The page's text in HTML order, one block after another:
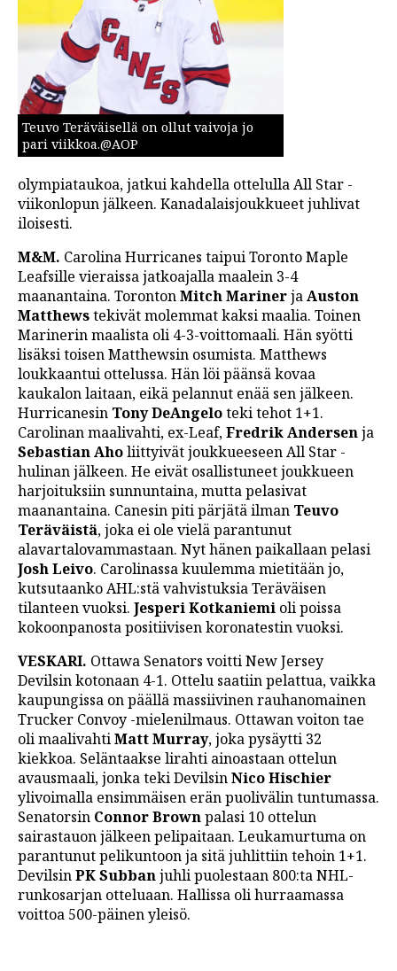
Teuvo Teräväisellä on ollut vaivoja jo
pari viikkoa.@AOP
olympiataukoa, jatkui kahdella ottelulla All Star -
viikonlopun jälkeen. Kanadalaisjoukkueet juhlivat
iloisesti.
M&M. Carolina Hurricanes taipui Toronto Maple
Leafsille vieraissa jatkoajalla maalein 3-4
maanantaina. TorontonMitch MarinerjaAuston
Matthewstekivät molemmat kaksi maalia. Toinen
Marinerin maalista oli 4-3-voittomaali. Hän syötti
lisäksi toisen Matthewsin osumista. Matthews
loukkaantui ottelussa. Hän löi päänsä kovaa
kaukalon laitaan, eikä pelannut enää sen jälkeen.
Hurricanesin Tony DeAngeloteki tehot 1+1.
Carolinan maalivahti, ex-Leaf,Fredrik Andersenja
Sebastian Aholiittyivät joukkueeseen All Star -
hulinan jälkeen. He eivät osallistuneet joukkueen
harjoituksiin sunnuntaina, mutta pelasivat
maanantaina. Canesin piti pärjätä ilman Teuvo
Teräväistä, joka ei ole vielä parantunut
alavartalovammastaan. Nyt hänen paikallaan pelasi
Josh Leivo. Carolinassa kuulemma mietitään jo,
kutsutaanko AHL:stä vahvistuksia Teräväisen
tilanteen vuoksi. Jesperi Kotkaniemi oli poissa
kokoonpanosta positiivisen koronatestin vuoksi.
VESKARI. Ottawa Senators voitti New Jersey
Devilsin kotonaan 4-1. Ottelu saatiin pelattua, vaikka
kaupungissa on päällä massiivinen rauhanomainen
Trucker Convoy -mielenilmaus. Ottawan voiton tae
oli maalivahtiMatt Murray, joka pysäytti 32
kiekkoa. Seläntaakse lirahti ainoastaan ottelun
avausmaali, jonka teki DevilsinNico Hischier
ylivoimalla ensimmäisen erän puolivälin tuntumassa.
Senatorsin Connor Brownpalasi 10 ottelun
sairastauon jälkeen pelipaitaan. Leukamurtuma on
parantunut pelikuntoon ja sitä juhlittiin tehoin 1+1.
DevilsinPK Subbanjuhli puolestaan 800:ta NHL-
runkosarjan otteluaan. Hallissa oli hurraamassa
voittoa 500-päinen yleisö.